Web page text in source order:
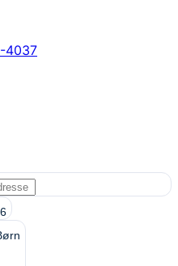
4037